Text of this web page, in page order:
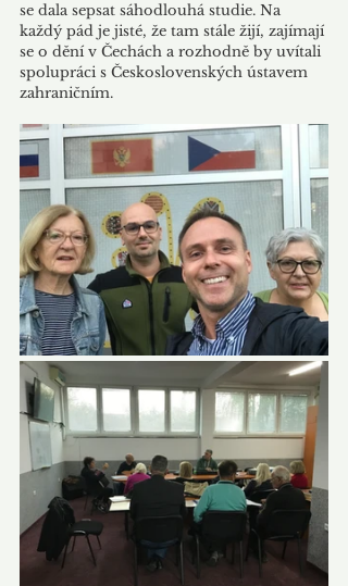
se dala sepsat sáhodlouhá studie. Na
každý pád je jisté, že tam stále žijí, zajímají
se o dění v Čechách a rozhodně by uvítali
spolupráci s Československých ústavem
zahraničním.